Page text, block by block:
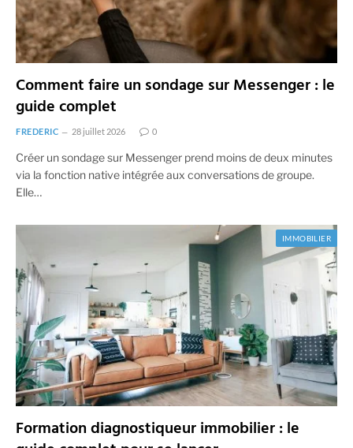
Comment faire un sondage sur Messenger : le
guide complet
FREDERIC 28 juillet 2026 0
Créer un sondage sur Messenger prend moins de deux minutes
via la fonction native intégrée aux conversations de groupe.
Elle…
IMMOBILIER
Formation diagnostiqueur immobilier : le